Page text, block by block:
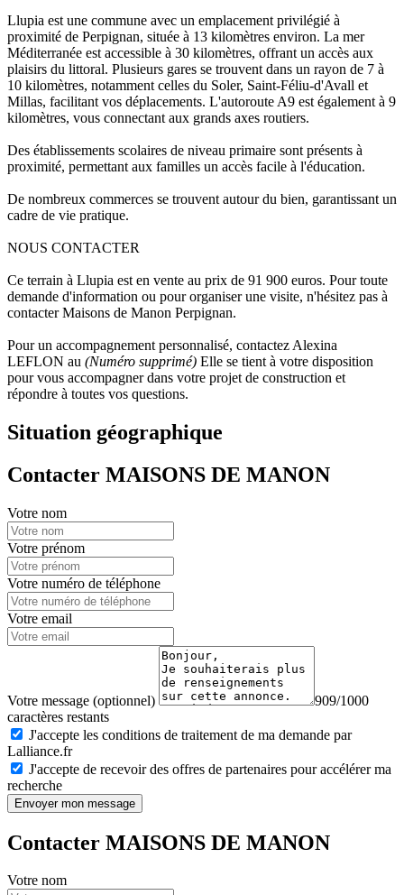
Llupia est une commune avec un emplacement privilégié à
proximité de Perpignan, située à 13 kilomètres environ. La mer
Méditerranée est accessible à 30 kilomètres, offrant un accès aux
plaisirs du littoral. Plusieurs gares se trouvent dans un rayon de 7 à
10 kilomètres, notamment celles du Soler, Saint-Féliu-d'Avall et
Millas, facilitant vos déplacements. L'autoroute A9 est également à 9
kilomètres, vous connectant aux grands axes routiers.
Des établissements scolaires de niveau primaire sont présents à
proximité, permettant aux familles un accès facile à l'éducation.
De nombreux commerces se trouvent autour du bien, garantissant un
cadre de vie pratique.
NOUS CONTACTER
Ce terrain à Llupia est en vente au prix de 91 900 euros. Pour toute
demande d'information ou pour organiser une visite, n'hésitez pas à
contacter Maisons de Manon Perpignan.
Pour un accompagnement personnalisé, contactez Alexina
LEFLON au (Numéro supprimé) Elle se tient à votre disposition
pour vous accompagner dans votre projet de construction et
répondre à toutes vos questions.
Situation géographique
Contacter MAISONS DE MANON
Votre nom
Votre prénom
Votre numéro de téléphone
Votre email
Votre message (optionnel)
909/1000
caractères restants
J'accepte les conditions de traitement de ma demande par
Lalliance.fr
J'accepte de recevoir des offres de partenaires pour accélérer ma
recherche
Envoyer mon message
Contacter MAISONS DE MANON
Votre nom